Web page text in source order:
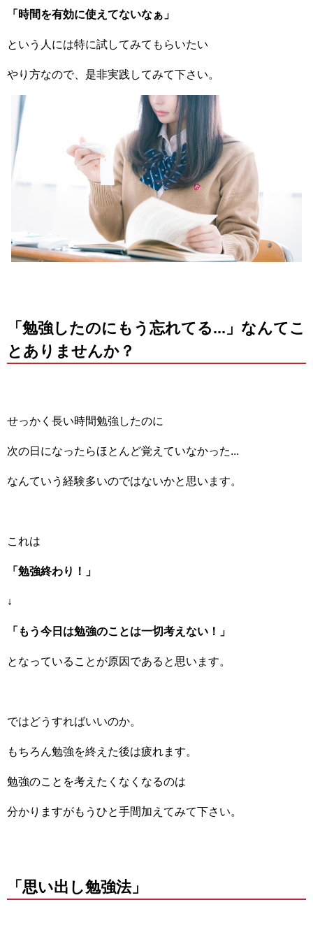
「時間を有効に使えてないなぁ」
という人には特に試してみてもらいたい
やり方なので、是非実践してみて下さい。
「勉強したのにもう忘れてる...」なんてこ
とありませんか？
せっかく長い時間勉強したのに
次の日になったらほとんど覚えていなかった...
なんていう経験多いのではないかと思います。
これは
「勉強終わり！」
↓
「もう今日は勉強のことは一切考えない！」
となっていることが原因であると思います。
ではどうすればいいのか。
もちろん勉強を終えた後は疲れます。
勉強のことを考えたくなくなるのは
分かりますがもうひと手間加えてみて下さい。
「思い出し勉強法」